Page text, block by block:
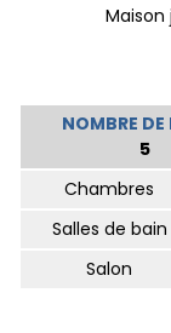
NOMBRE DE
5
Chambres
Salles de bain
Salon